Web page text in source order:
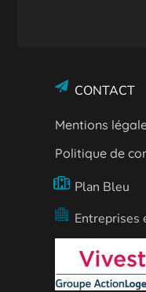
CONTACT
Mentions
Politique de
Plan Bleu
Entreprises